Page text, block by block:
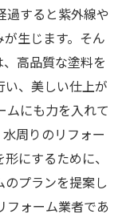
過すると紫外線や
生じます。そん
高品質な塗料を
、美しい仕上が
ムにも力を入れて
周りのリフォー
にするために、
プランを提案し
フォーム業者であ